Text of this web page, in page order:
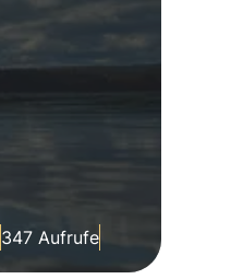
347 Aufrufe